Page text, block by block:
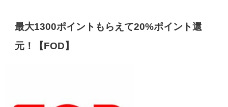
最大1300ポイントもらえて20%ポイント還
元！【FOD】